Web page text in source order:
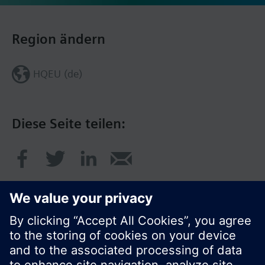
Diese Seite teilen:
Region ändern
HQEU (de)